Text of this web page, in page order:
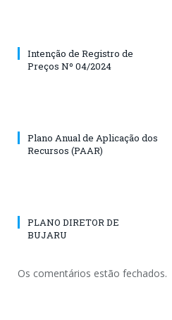
Intenção de Registro de
Preços Nº 04/2024
Plano Anual de Aplicação dos
Recursos (PAAR)
PLANO DIRETOR DE
BUJARU
Os comentários estão fechados.